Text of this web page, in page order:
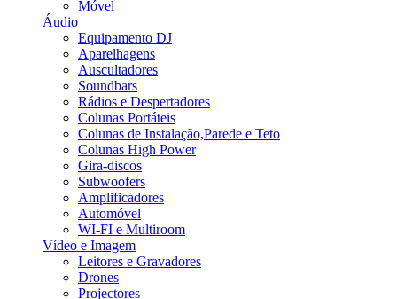
Móvel
Áudio
Equipamento DJ
Aparelhagens
Auscultadores
Soundbars
Rádios e Despertadores
Colunas Portáteis
Colunas de Instalação,Parede e Teto
Colunas High Power
Gira-discos
Subwoofers
Amplificadores
Automóvel
WI-FI e Multiroom
Vídeo e Imagem
Leitores e Gravadores
Drones
Projectores